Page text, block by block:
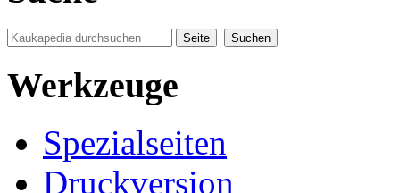
Werkzeuge
Spezialseiten
Druckversion